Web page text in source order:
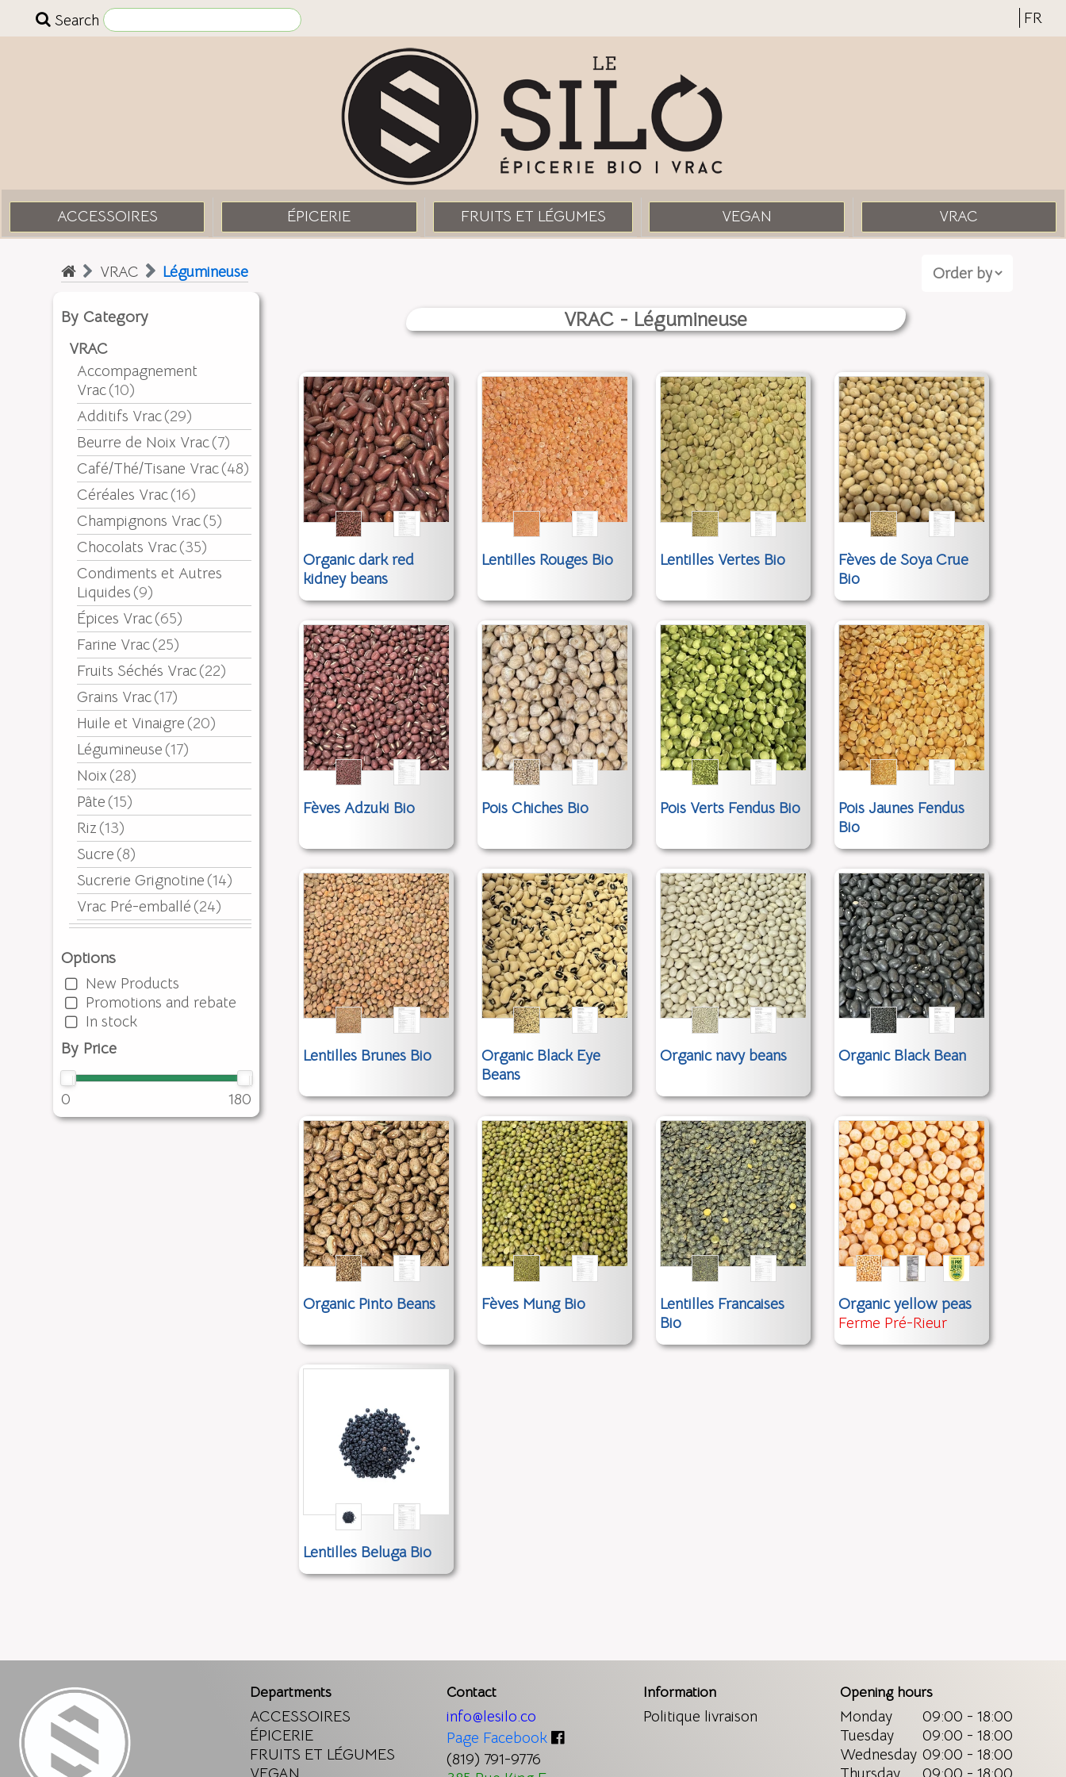
Search FR
ACCESSOIRES ÉPICERIE FRUITS ET LÉGUMES VEGAN VRAC
VRAC Légumineuse
By Category
VRAC
Accompagnement
Vrac(10)
Additifs Vrac(29)
Beurre de Noix Vrac(7)
Café/Thé/Tisane Vrac(48)
Céréales Vrac(16)
Champignons Vrac(5)
Chocolats Vrac(35)
Condiments et Autres
Liquides (9)
Épices Vrac(65)
Farine Vrac(25)
Fruits Séchés Vrac(22)
Grains Vrac(17)
Huile et Vinaigre (20)
Légumineuse (17)
Noix (28)
Pâte (15)
Riz (13)
Sucre (8)
Sucrerie Grignotine (14)
Vrac Pré-emballé (24)
Options
New Products
Promotions and rebate
In stock
By Price
0 180
VRAC - Légumineuse
Organic dark red
kidney beans
Lentilles Rouges Bio Lentilles Vertes Bio
Fèves de Soya Crue
Bio
Fèves Adzuki Bio Pois Chiches Bio Pois Verts Fendus Bio
Pois Jaunes Fendus
Bio
Lentilles Brunes Bio
Organic Black Eye
Beans
Organic navy beans Organic Black Bean
Organic Pinto Beans Fèves Mung Bio
Lentilles Francaises
Bio
Organic yellow peas
Ferme Pré-Rieur
Lentilles Beluga Bio
Departments
ACCESSOIRES
ÉPICERIE
FRUITS ET LÉGUMES
Contact
info@lesilo.co
Page Facebook
(819) 791-9776
Information
Politique livraison
Opening hours
Monday
09:00 - 18:00
Tuesday
09:00 - 18:00
Wednesday 09:00 - 18:00